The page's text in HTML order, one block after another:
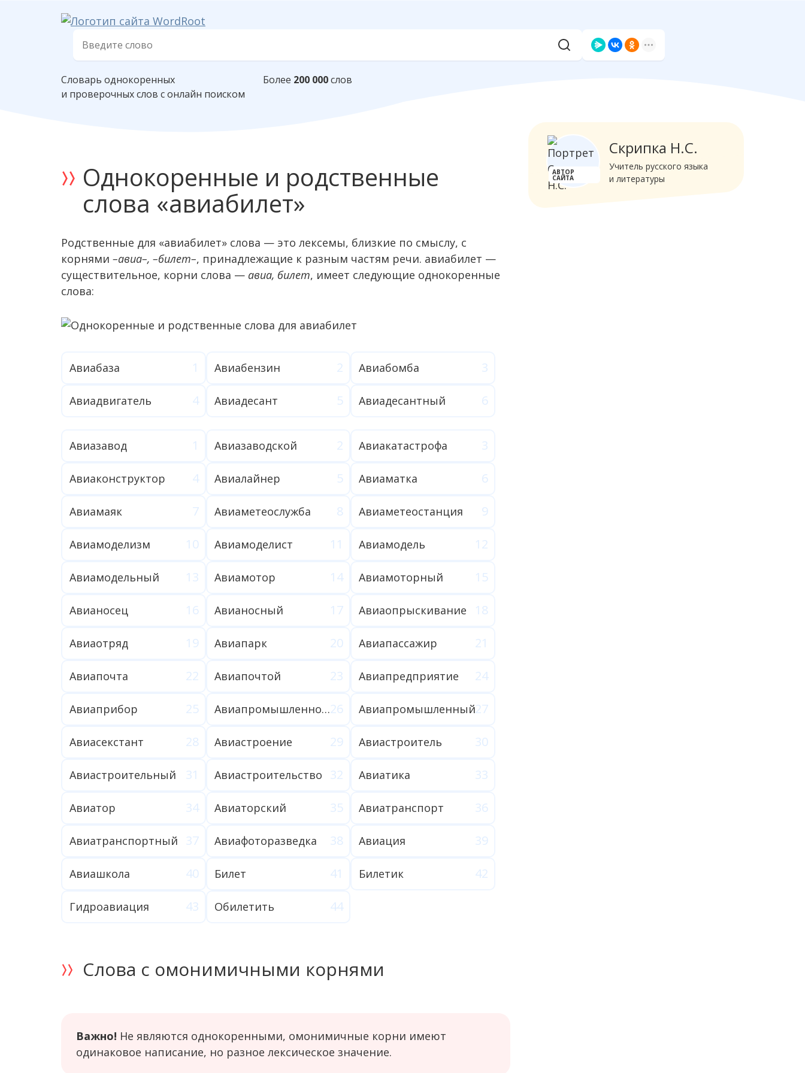
Словарь однокоренных
и проверочных слов с онлайн поиском
Более 200 000слов
Однокоренные и родственные
слова «авиабилет»
Родственные для «авиабилет» слова — это лексемы, близкие по смыслу, c
корнями –авиа–, –билет–, принадлежащие к разным частям речи. авиабилет —
существительное, корни слова — авиа, билет, имеет следующие однокоренные
слова:
Авиабаза Авиабензин Авиабомба
Авиадвигатель Авиадесант Авиадесантный
Авиазавод Авиазаводской Авиакатастрофа
Авиаконструктор Авиалайнер Авиаматка
Авиамаяк Авиаметеослужба Авиаметеостанция
Авиамоделизм Авиамоделист Авиамодель
Авиамодельный Авиамотор Авиамоторный
Авианосец Авианосный Авиаопрыскивание
Авиаотряд Авиапарк Авиапассажир
Авиапочта Авиапочтой Авиапредприятие
Авиаприбор Авиапромышленность Авиапромышленный
Авиасекстант Авиастроение Авиастроитель
Авиастроительный Авиастроительство Авиатика
Авиатор Авиаторский Авиатранспорт
Авиатранспортный Авиафоторазведка Авиация
Авиашкола Билет Билетик
Гидроавиация Обилетить
Слова с омонимичными корнями
Важно! Не являются однокоренными, омонимичные корни имеют
одинаковое написание, но разное лексическое значение.
АВТОР
САЙТА
Скрипка Н.С.
Учитель русского языка
и литературы